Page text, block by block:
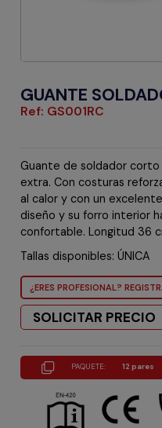
GUANTE
Ref: GS001RC
Guante de soldador
extra. Con costuras
al calor y con un
diseño y su forro interior
confortable. Longitud 36
Tallas disponibles: ÚNICA
¿ERES PROFESIONAL?
SOLICITAR PRECIO
PAQUETE: 12 pares